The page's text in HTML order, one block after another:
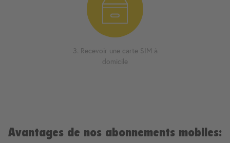
3. Recevoir une carte SIM à
domicile
Avantages de nos abonnements mobiles: